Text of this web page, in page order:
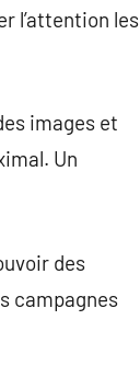
l’attention les
images et
Un
des
campagnes